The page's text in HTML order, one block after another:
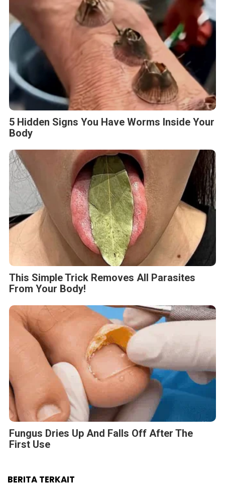
5 Hidden Signs You Have Worms Inside Your
Body
This Simple Trick Removes All Parasites
From Your Body!
Fungus Dries Up And Falls Off After The
First Use
BERITA TERKAIT